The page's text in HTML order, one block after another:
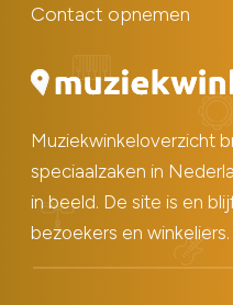
Contact opnemen
Muziekwinkeloverzicht
speciaalzaken in
in beeld. De site is en
bezoekers en winkeliers.